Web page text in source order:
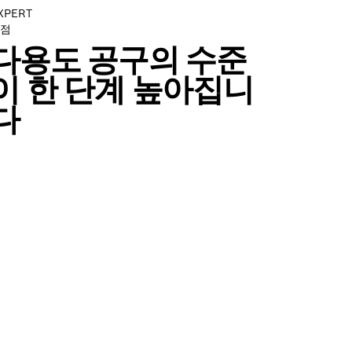
용도 공구의 수준
한 단계 높아집니